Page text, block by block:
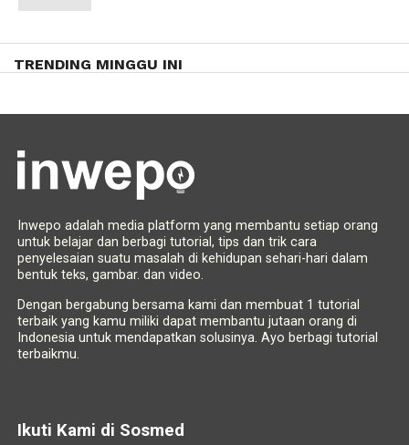
TRENDING MINGGU INI
Inwepo adalah media platform yang membantu setiap orang
untuk belajar dan berbagi tutorial, tips dan trik cara
penyelesaian suatu masalah di kehidupan sehari-hari dalam
bentuk teks, gambar. dan video.
Dengan bergabung bersama kami dan membuat 1 tutorial
terbaik yang kamu miliki dapat membantu jutaan orang di
Indonesia untuk mendapatkan solusinya. Ayo berbagi tutorial
terbaikmu.
Ikuti Kami di Sosmed